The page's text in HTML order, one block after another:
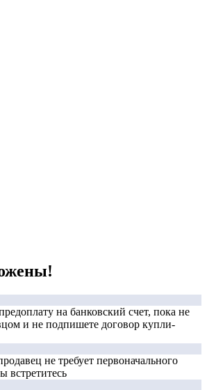
на банковский счет, пока не
и не подпишете договор купли-
не требует первоначального
встретитесь